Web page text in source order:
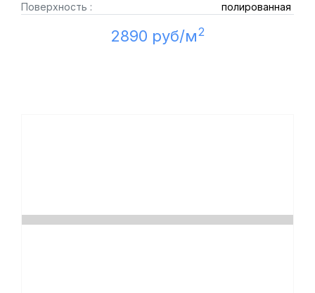
Поверхность :
полированная
2890 руб/м2